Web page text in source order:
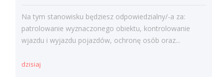
Na tym stanowisku będziesz odpowiedzialny/-a za:
patrolowanie wyznaczonego obiektu, kontrolowanie
wjazdu i wyjazdu pojazdów, ochronę osób oraz...
dzisiaj